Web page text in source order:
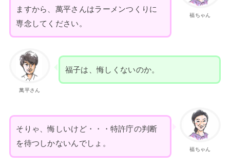
福ちゃん
ますから、萬平さんはラーメンつくりに
専念してください。
萬平さん
福子は、悔しくないのか。
福ちゃん
そりゃ、悔しいけど・・・特許庁の判断
を待つしかないんでしょ。